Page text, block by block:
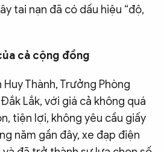
tai nạn đã có dấu hiệu “độ,
cả cộng đồng
Thành, Trưởng Phòng
Lắk, với giá cả không quá
tiện lợi, không yêu cầu giấy
năm gần đây, xe đạp điện